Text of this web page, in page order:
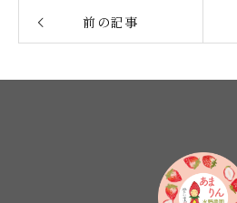
前の記事